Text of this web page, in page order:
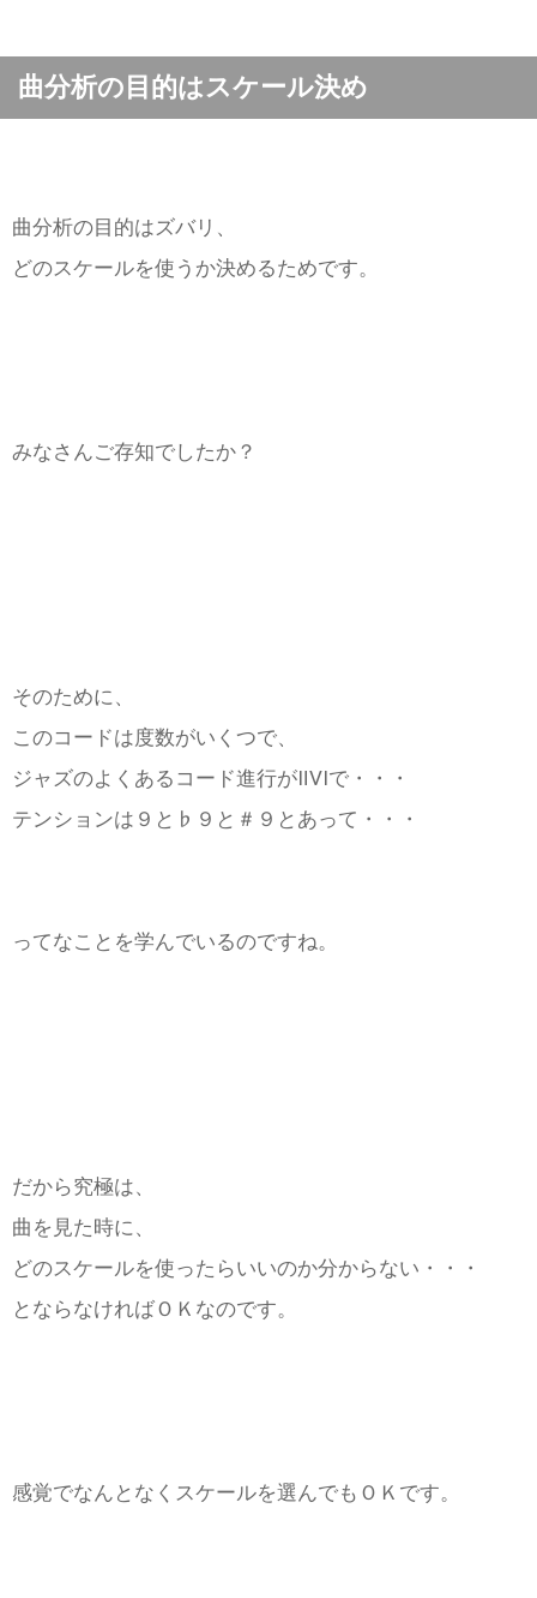
曲分析の目的はスケール決め
曲分析の目的はズバリ、
どのスケールを使うか決めるためです。
みなさんご存知でしたか？
そのために、
このコードは度数がいくつで、
ジャズのよくあるコード進行がⅡⅤⅠで・・・
テンションは９と♭９と＃９とあって・・・
ってなことを学んでいるのですね。
だから究極は、
曲を見た時に、
どのスケールを使ったらいいのか分からない・・・
とならなければＯＫなのです。
感覚でなんとなくスケールを選んでもＯＫです。